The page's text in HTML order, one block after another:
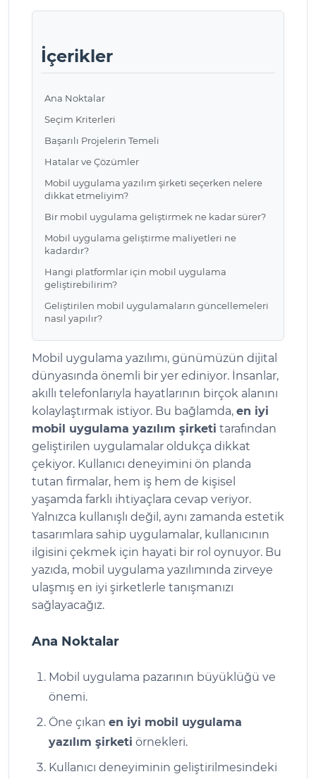
İçerikler
Ana Noktalar
Seçim Kriterleri
Başarılı Projelerin Temeli
Hatalar ve Çözümler
Mobil uygulama yazılım şirketi seçerken nelere
dikkat etmeliyim?
Bir mobil uygulama geliştirmek ne kadar sürer?
Mobil uygulama geliştirme maliyetleri ne
kadardır?
Hangi platformlar için mobil uygulama
geliştirebilirim?
Geliştirilen mobil uygulamaların güncellemeleri
nasıl yapılır?
Mobil uygulama yazılımı, günümüzün dijital
dünyasında önemli bir yer ediniyor. İnsanlar,
akıllı telefonlarıyla hayatlarının birçok alanını
kolaylaştırmak istiyor. Bu bağlamda, en iyi
mobil uygulama yazılım şirketi tarafından
geliştirilen uygulamalar oldukça dikkat
çekiyor. Kullanıcı deneyimini ön planda
tutan firmalar, hem iş hem de kişisel
yaşamda farklı ihtiyaçlara cevap veriyor.
Yalnızca kullanışlı değil, aynı zamanda estetik
tasarımlara sahip uygulamalar, kullanıcının
ilgisini çekmek için hayati bir rol oynuyor. Bu
yazıda, mobil uygulama yazılımında zirveye
ulaşmış en iyi şirketlerle tanışmanızı
sağlayacağız.
Ana Noktalar
Mobil uygulama pazarının büyüklüğü ve
önemi.
Öne çıkan en iyi mobil uygulama
yazılım şirketi örnekleri.
Kullanıcı deneyiminin geliştirilmesindeki